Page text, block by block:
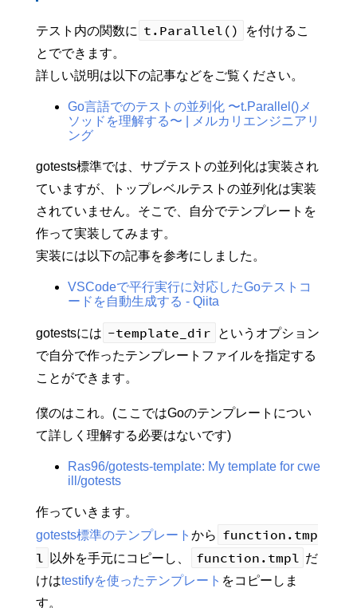
テスト内の関数に t.Parallel()
を付けるこ
とでできます。
詳しい説明は以下の記事などをご覧ください。
Go言語でのテストの並列化 〜t.Parallel()メ
ソッドを理解する〜 | メルカリエンジニアリ
ング
gotests標準では、サブテストの並列化は実装され
ていますが、トップレベルテストの並列化は実装
されていません。そこで、自分でテンプレートを
作って実装してみます。
実装には以下の記事を参考にしました。
VSCodeで平行実行に対応したGoテストコ
ードを自動生成する - Qiita
gotestsには -template_dir
というオプション
で自分で作ったテンプレートファイルを指定する
ことができます。
僕のはこれ。(ここではGoのテンプレートについ
て詳しく理解する必要はないです)
Ras96/gotests-template: My template for cwe
ill/gotests
作っていきます。
gotests標準のテンプレート から function.tmp
l
以外を手元にコピーし、 function.tmpl だ
けはtestifyを使ったテンプレート をコピーしま
す。